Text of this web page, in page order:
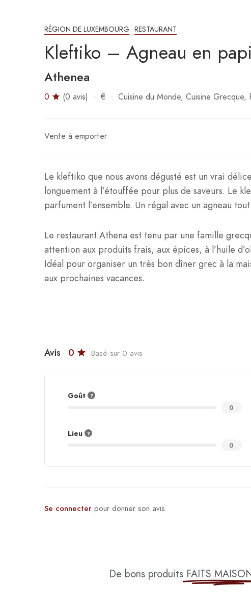
RÉGION DE LUXEMBOURG RESTAURANT
Kleftiko – Agneau en
Athenea
0 (0 avis) € Cuisine du Monde Cuisine Grecque
Vente à emporter
Le kleftiko que nous avons dégusté est un vrai
longuement à l’étouffée pour plus de saveurs. Le
parfument l’ensemble. Un régal avec un agneau
Le restaurant Athena est tenu par une famille
attention aux produits frais, aux épices, à l’huile
Idéal pour organiser un très bon dîner grec à la
aux prochaines vacances.
Avis 0 Basé sur 0 avis
Goût
0
Lieu
0
Se connecter pour donner son avis
De bons produits FAITS